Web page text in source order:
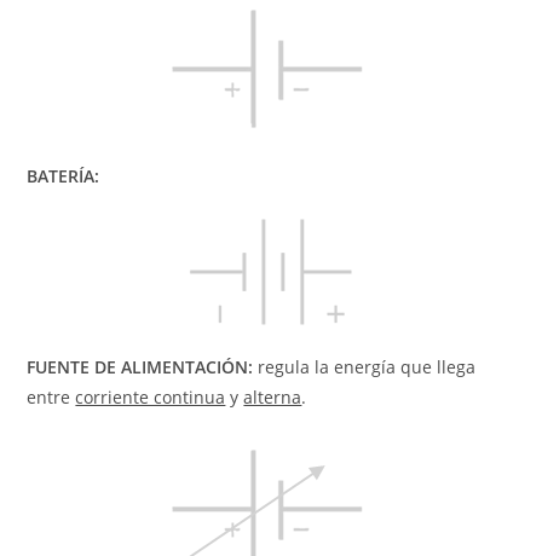
BATERÍA:
FUENTE DE ALIMENTACIÓN: regula la energía que llega
entrecorriente continua yalterna.